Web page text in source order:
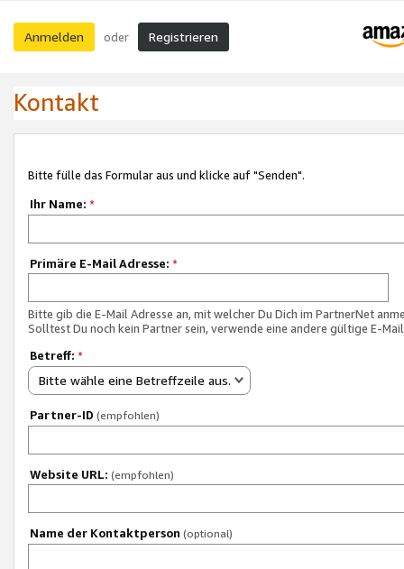
Anmelden oder Registrieren
Kontakt
Bitte fülle das Formular aus und klicke auf "Senden".
Ihr Name: *
Primäre E-Mail Adresse: *
Bitte gib die E-Mail Adresse an, mit welcher Du Dich im PartnerNet
Solltest Du noch kein Partner sein, verwende eine andere gültige E-
Betreff: *
Bitte wähle eine Betreffzeile aus.
Partner-ID (empfohlen)
Website URL: (empfohlen)
Name der Kontaktperson (optional)